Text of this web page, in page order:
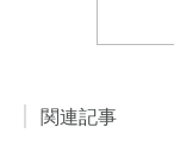
関連記事